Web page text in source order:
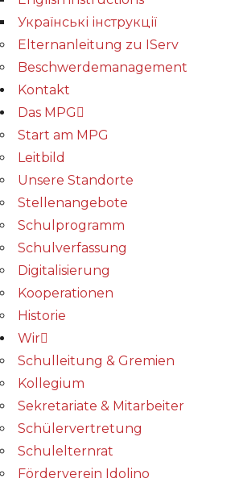
Українські інструкції
Elternanleitung zu IServ
Beschwerdemanagement
Kontakt
Das MPG
Start am MPG
Leitbild
Unsere Standorte
Stellenangebote
Schulprogramm
Schulverfassung
Digitalisierung
Kooperationen
Historie
Wir
Schulleitung & Gremien
Kollegium
Sekretariate & Mitarbeiter
Schülervertretung
Schulelternrat
Förderverein Idolino